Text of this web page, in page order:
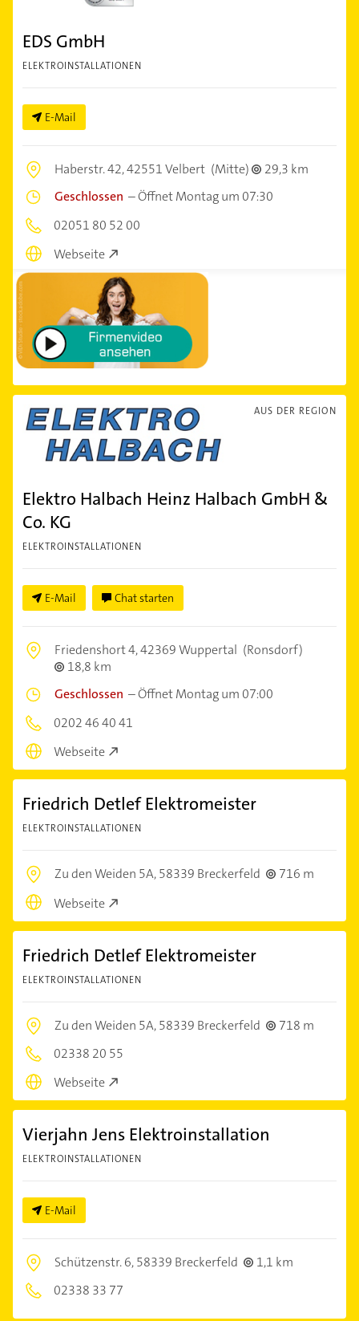
EDS GmbH
ELEKTROINSTALLATIONEN
E-Mail
Haberstr. 42,42551 Velbert (Mitte)
29,3 km
Geschlossen –Öffnet Montag um 07:30
02051 80 52 00
Webseite
AUS DER REGION
Elektro Halbach Heinz Halbach GmbH &
Co. KG
ELEKTROINSTALLATIONEN
E-Mail Chat starten
Friedenshort 4,42369 Wuppertal (Ronsdorf)
18,8 km
Geschlossen –Öffnet Montag um 07:00
0202 46 40 41
Webseite
Friedrich Detlef Elektromeister
ELEKTROINSTALLATIONEN
Zu den Weiden 5A,58339 Breckerfeld
716 m
Webseite
Friedrich Detlef Elektromeister
ELEKTROINSTALLATIONEN
Zu den Weiden 5A,58339 Breckerfeld
718 m
02338 20 55
Webseite
Vierjahn Jens Elektroinstallation
ELEKTROINSTALLATIONEN
E-Mail
Schützenstr. 6,58339 Breckerfeld
1,1 km
02338 33 77